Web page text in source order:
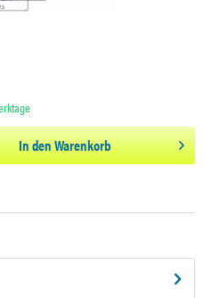
In denWarenkorb